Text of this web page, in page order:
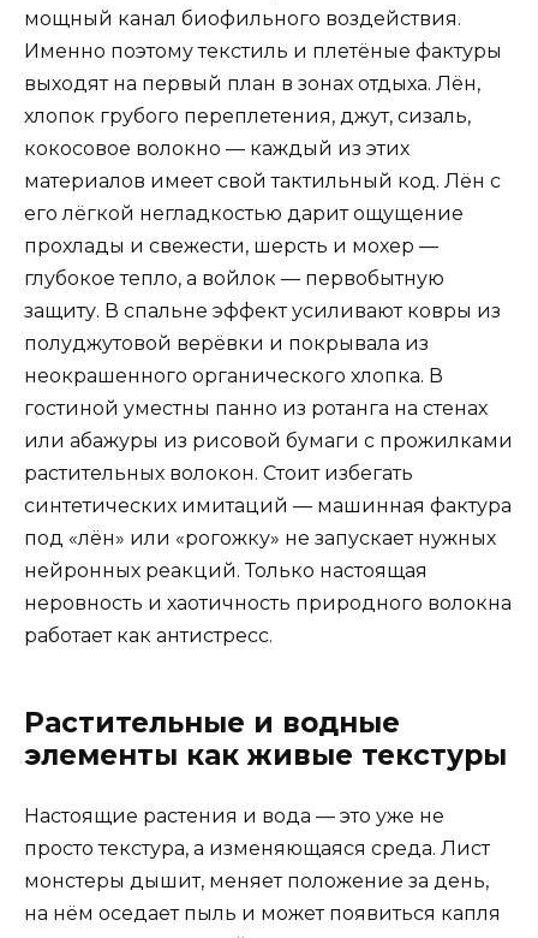
мощный канал биофильного воздействия.
Именно поэтому текстиль и плетёные фактуры
выходят на первый план в зонах отдыха. Лён,
хлопок грубого переплетения, джут, сизаль,
кокосовое волокно — каждый из этих
материалов имеет свой тактильный код. Лён с
его лёгкой негладкостью дарит ощущение
прохлады и свежести, шерсть и мохер —
глубокое тепло, а войлок — первобытную
защиту. В спальне эффект усиливают ковры из
полуджутовой верёвки и покрывала из
неокрашенного органического хлопка. В
гостиной уместны панно из ротанга на стенах
или абажуры из рисовой бумаги с прожилками
растительных волокон. Стоит избегать
синтетических имитаций — машинная фактура
под «лён» или «рогожку» не запускает нужных
нейронных реакций. Только настоящая
неровность и хаотичность природного волокна
работает как антистресс.
Растительные и водные
элементы как живые текстуры
Настоящие растения и вода — это уже не
просто текстура, а изменяющаяся среда. Лист
монстеры дышит, меняет положение за день,
на нём оседает пыль и может появиться капля